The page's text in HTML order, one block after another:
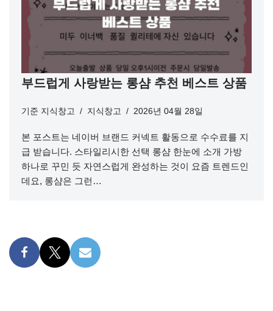
부드럽게 사랑받는 롱샴 추천 베스트 상품
기준 지식창고 지식창고 2026년 04월 28일
본 포스트는 네이버 브랜드 커넥트 활동으로 수수료를 지
급 받습니다. 스타일리시한 선택 롱샴 한눈에 소개 가방
하나로 꾸민 듯 자연스럽게 완성하는 것이 요즘 트렌드인
데요, 롱샴은 그런…